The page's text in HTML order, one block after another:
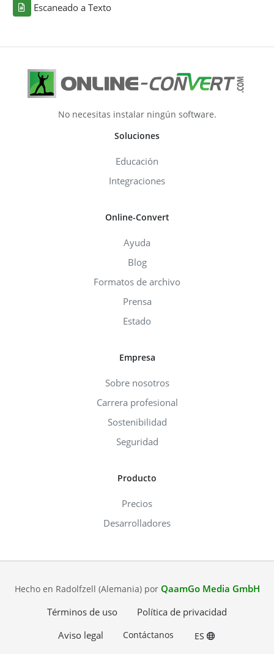
Escaneado a Texto
No necesitas instalar ningún software.
Soluciones
Educación
Integraciones
Online-Convert
Ayuda
Blog
Formatos de archivo
Prensa
Estado
Empresa
Sobre nosotros
Carrera profesional
Sostenibilidad
Seguridad
Producto
Precios
Desarrolladores
Hecho en Radolfzell (Alemania) por QaamGo Media GmbH
Términos de uso
Política de privacidad
Aviso legal
Contáctanos ES